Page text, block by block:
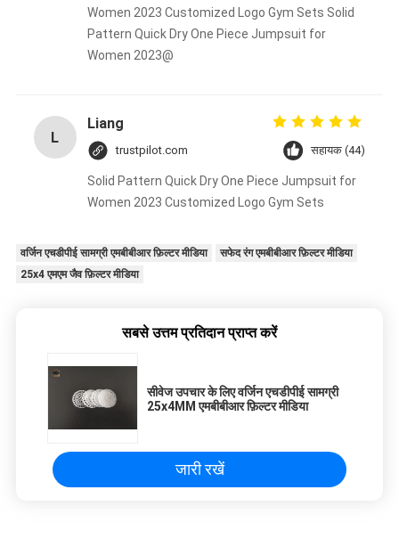
Women 2023 Customized Logo Gym Sets Solid
Pattern Quick Dry One Piece Jumpsuit for
Women 2023@
L
Liang
trustpilot.com सहायक (44)
Solid Pattern Quick Dry One Piece Jumpsuit for
Women 2023 Customized Logo Gym Sets
वर्जिन एचडीपीई सामग्री एमबीबीआर फ़िल्टर मीडिया
सफेद रंग एमबीबीआर फ़िल्टर मीडिया
25x4 एमएम जैव फ़िल्टर मीडिया
सबसे उत्तम प्रतिदान प्राप्त करें
सीवेज उपचार के लिए वर्जिन एचडीपीई सामग्री
25x4MM एमबीबीआर फ़िल्टर मीडिया
जारी रखें